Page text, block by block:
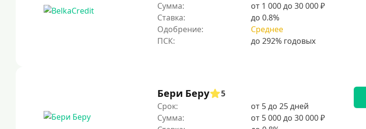
Сумма:
от 1 000 до 30 000 ₽
Ставка:
до 0.8%
Одобрение:
Среднее
Бери Беру
5
Срок:
от 5 до 25 дней
Сумма:
от 5 000 до 30 000 ₽